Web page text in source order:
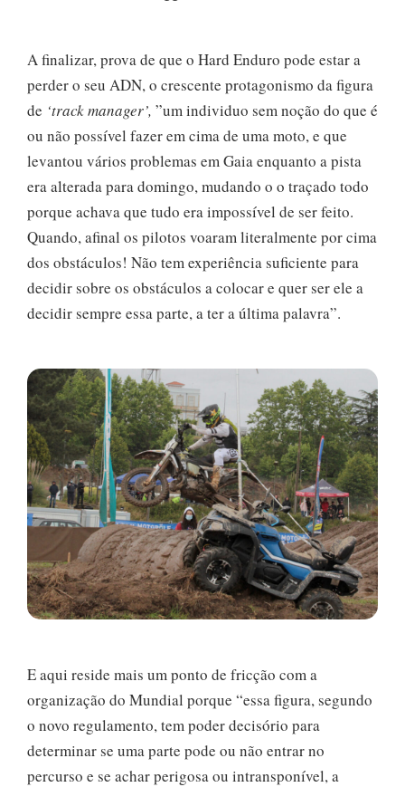
A finalizar, prova de que o Hard Enduro pode estar a
perder o seu ADN, o crescente protagonismo da figura
de ‘track manager’, ”um individuo sem noção do que é
ou não possível fazer em cima de uma moto, e que
levantou vários problemas em Gaia enquanto a pista
era alterada para domingo, mudando o o traçado todo
porque achava que tudo era impossível de ser feito.
Quando, afinal os pilotos voaram literalmente por cima
dos obstáculos! Não tem experiência suficiente para
decidir sobre os obstáculos a colocar e quer ser ele a
decidir sempre essa parte, a ter a última palavra”.
E aqui reside mais um ponto de fricção com a
organização do Mundial porque “essa figura, segundo
o novo regulamento, tem poder decisório para
determinar se uma parte pode ou não entrar no
percurso e se achar perigosa ou intransponível, a